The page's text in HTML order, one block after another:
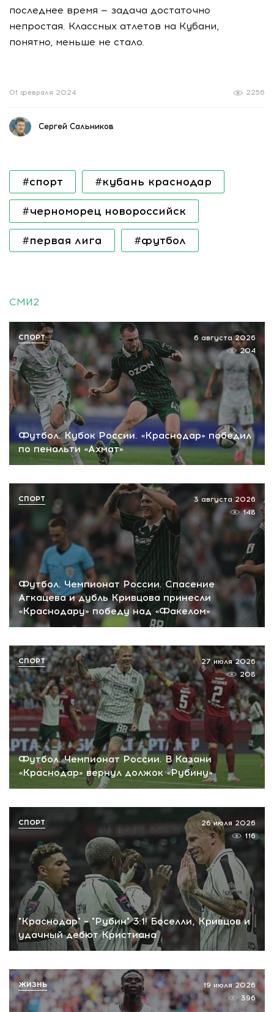
последнее время — задача достаточно
непростая. Классных атлетов на Кубани,
понятно, меньше не стало.
2256
01 февраля 2024
Сергей Сальников
#спорт #кубань краснодар
#черноморец новороссийск
#первая лига #футбол
СМИ2
Футбол. Кубок России. «Краснодар» победил
по пенальти «Ахмат»
6 августа 2026
204
СПОРТ
Футбол. Чемпионат России. Спасение
Агкацева и дубль Кривцова принесли
«Краснодару» победу над «Факелом»
3 августа 2026
148
СПОРТ
Футбол. Чемпионат России. В Казани
«Краснодар» вернул должок «Рубину»
27 июля 2026
208
СПОРТ
"Краснодар" – "Рубин" 3:1! Боселли, Кривцов и
удачный дебют Кристиана
26 июля 2026
116
СПОРТ
19 июля 2026
396
ЖИЗНЬ